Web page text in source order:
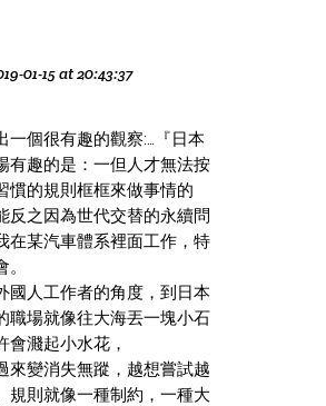
01-15 at 20:43:37
一個很有趣的觀察:…『日本
有趣的是：一但人才無法按
慣的規則框框來做事情的
反之因為世代交替的永續問
在某汽車體系裡面工作，特
國人工作者的角度，到日本
職場就像往大海丟一塊小石
會濺起小水花，
來變消失無蹤，越想嘗試越
規則就像一種制約，一種大